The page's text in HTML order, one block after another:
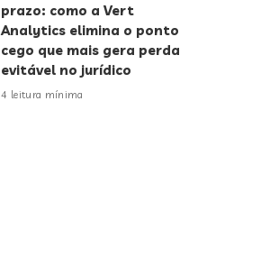
prazo: como a Vert
Analytics elimina o ponto
cego que mais gera perda
evitável no jurídico
4 leitura mínima